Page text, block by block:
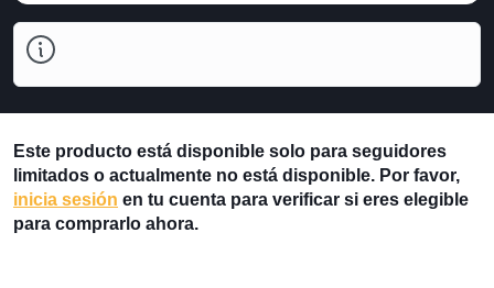
Este producto está disponible solo para seguidores
limitados o actualmente no está disponible. Por favor,
inicia sesión en tu cuenta para verificar si eres elegible
para comprarlo ahora.